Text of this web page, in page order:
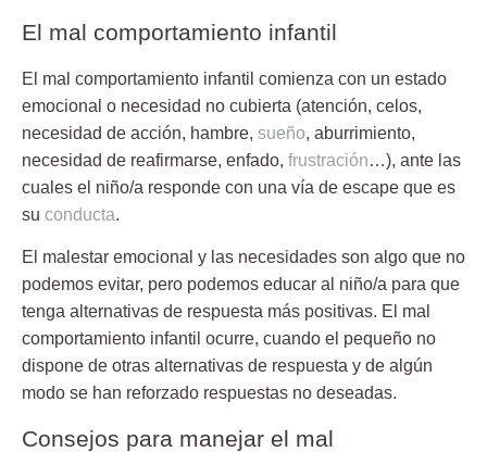
El mal comportamiento infantil
El mal comportamiento infantil comienza con un estado
emocional o necesidad no cubierta (atención, celos,
necesidad de acción, hambre, sueño, aburrimiento,
necesidad de reafirmarse, enfado, frustración…), ante las
cuales el niño/a responde con una vía de escape que es
su conducta.
El malestar emocional y las necesidades son algo que no
podemos evitar, pero podemos educar al niño/a para que
tenga alternativas de respuesta más positivas. El mal
comportamiento infantil ocurre, cuando el pequeño no
dispone de otras alternativas de respuesta y de algún
modo se han reforzado respuestas no deseadas.
Consejos para manejar el mal